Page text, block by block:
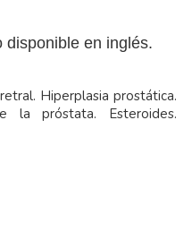
disponible en inglés.
Hiperplasia prostática.
la próstata. Esteroides.